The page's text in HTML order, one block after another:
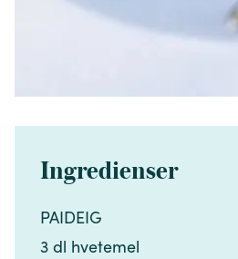
Ingredienser
PAIDEIG​​​​‌ ‍ ​‍​‍‌‍ ‌ ​‍‌‍‍‌‌‍‌ ‌‍‍‌‌‍ ‍​‍​‍​ ‍‍​‍​‍‌ ​ ‌‍​‌‌‍ ‍‌‍‍‌‌ ‌​‌ ‍‌​‍ ‍‌‍‍‌‌‍ ​‍​‍​‍ ​​‍​‍‌‍‍​‌ ​‍‌‍‌‌‌‍‌‍​‍​‍​ ‍‍​‍​‍‌‍‍​‌ ‌​‌ ‌​‌ ​​‌ ​ ​ ‍‍​‍ ​‍ ‌‍​ ‌‍ ‌‌ ​ ​‍ ‍‌‍​ ‌‍‌‌‌ ​‍‌ ‌‍‌‍‌‌‌ ​‍‌‍​‌​‍ ‍‌ ​ ‌‍‌‌​‍ ‌ ​​‌ ​‍‌‍ ‌‍‌​‌ ‌‌‌‍​ ‌ ‌​‌‍‍‌‌‍ ‌‍ ‍​‍ ‌‍‍‌‌‍ ‍‌ ‌​‌‍‌‌‌‍ ‍‌ ‌​​‍ ‌‍‌‌‌‍‌​‌‍‍‌‌ ‌​​‍ ‌‍ ‌‌‍ ‌‍‌​‌‍‌‌​ ‌‌ ​​‌ ​‍‌‍‌‌‌ ​ ‌‍‌‌‌‍ ‍‌ ‌​‌‍​‌‌ ‌​‌‍‍‌‌‍ ‌‍ ‍​ ‍ ‌‍‍‌‌‍‌​​ ‌‌‍‍‌​ ​‌​ ‍​‌‍ ‍​‍ ‍​ ‌‍​ ‌​​ ​‌​ ‌ ​ ​‌​ ​‌‌‍​ ​ ‍​​‍ ‌​ ​​​ ​‍​ ‍​​ ‌​​‍ ‌​ ‌​‌‍‌​‌‍‌​​ ‌‌​‍ ‌‌‍​‌‌‍​‍​ ​‍‌‍‌‌​‍ ‌‌‍‌‌‌‍‌‌​ ‌ ‌‍​‍​ ​ ​ ‌ ‌‍​ ‌‍​‌​ ‌‌‌‍‌​​ ‌​​ ‌‌​‍ ‍‌‍ ‍‌‍ ​ ‍ ‌ ‌​‌ ‍‌‌ ​​‌‍‌‌​ ‌‌ ​​‌‍​‌‌‍‌ ‌‍‌‌​ ‍ ‌ ​​‌‍​‌‌ ‌​‌‍‍​​ ‌‌‍​‍‌‍ ​‌‍ ‌‍​ ‌‍‍ ‌ ​ ​‍‌‌​ ‌‌‌​​‍‌‌ ‌‍‍ ‌‍‌‌‌ ‍‌​‍‌‌​ ​ ‌​‌​​‍‌‌​ ​ ‌​‌​​‍‌‌​ ​‍​ ​‍​ ‌‌​ ​‌​ ​​​ ​ ‌‍‌‍​ ‌‍‌‍​ ‌‍​‍​‍ ‌‌‍​‌‌‍‌‌‌‍‌‌​ ​ ​‍ ‌​ ‌​​ ‍​‌‍​ ‌‍​ ​‍ ‌​ ‍​​ ‍​​ ‌ ‌‍‌​​‍ ‌​ ‍​​ ​​‌‍​‍‌‍‌‍​ ‌​‌‍‌‍​ ‌ ‌‍‌‍​ ‍​​ ‍‌​ ​ ‌‍‌‍​‍‌‌​ ​‍​ ​‍​‍‌‌​ ‌‌‌​‌​​‍ ‍‌‍​ ‌‍ ‌‍ ​‌ ‌‌‌‍ ‌‌‍ ‍‌ ​ ​‍‌‌​ ‌‌‌​​‍‌‌ ‌‍‍ ‌‍‌‌‌ ‍‌​‍‌‌​ ​ ‌​‌​​‍‌‌​ ​ ‌​‌​​‍‌‌​ ​‍​ ​‍​ ‌‍​ ‌‍‌‍​‌‌‍‌‌​ ​ ​ ‌‍‌‍‌​​ ‌‌‌‍​‌‌‍​‍​ ‌​‌‍‌​​‍‌‌​ ​‍​ ​‍​‍‌‌​ ‌‌‌​‌​​‍ ‍‌‍‍‌‌ ‌​‌‍‌‌‌‍ ‌‌ ​ ​‍‌‌​ ‌‌‌​​‍​ ​​​‍‌‌​ ‌‌‌​‌​​ ‌‍​‍‌‍​‌‌ ​ ‌‍‌‌‌‌‌‌‌ ​‍‌‍ ​​ ‌‌‍‍​‌ ‌​‌ ‌​‌ ​​‌ ​ ​‍‌‌​ ​ ‌​​‌​‍‌‌​ ​‍‌​‌‍​‍‌‌​ ​‍‌​‌‍‌‍​ ‌‍ ‌‌ ​ ​‍ ‍‌‍​ ‌‍‌‌‌ ​‍‌ ‌‍‌‍‌‌‌ ​‍‌‍​‌​‍ ‍‌ ​ ‌‍‌‌​‍‌‍‌‍‍‌‌‍‌​​ ‌‌‍‍‌​ ​‌​ ‍​‌‍ ‍​‍ ‍​ ‌‍​ ‌​​ ​‌​ ‌ ​ ​‌​ ​‌‌‍​ ​ ‍​​‍ ‌​ ​​​ ​‍​ ‍​​ ‌​​‍ ‌​ ‌​‌‍‌​‌‍‌​​ ‌‌​‍ ‌‌‍​‌‌‍​‍​ ​‍‌‍‌‌​‍ ‌‌‍‌‌‌‍‌‌​ ‌ ‌‍​‍​ ​ ​ ‌ ‌‍​ ‌‍​‌​ ‌‌‌‍‌​​ ‌​​ ‌‌​‍ ‍‌‍ ‍‌‍ ​‍‌‍‌ ‌​‌ ‍‌‌ ​​‌‍‌‌​ ‌‌ ​​‌‍​‌‌‍‌ ‌‍‌‌​‍‌‍‌ ​​‌‍​‌‌ ‌​‌‍‍​​ ‌‌‍​‍‌‍ ​‌‍ ‌‍​ ‌‍‍ ‌ ​ ​‍‌‌​ ‌‌‌​​‍‌‌ ‌‍‍ ‌‍‌‌‌ ‍‌​‍‌‌​ ​ ‌​‌​​‍‌‌​ ​ ‌​‌​​‍‌‌​ ​‍​ ​‍​ ‌‌​ ​‌​ ​​​ ​ ‌‍‌‍​ ‌‍‌‍​ ‌‍​‍​‍ ‌‌‍​‌‌‍‌‌‌‍‌‌​ ​ ​‍ ‌​ ‌​​ ‍​‌‍​ ‌‍​ ​‍ ‌​ ‍​​ ‍​​ ‌ ‌‍‌​​‍ ‌​ ‍​​ ​​‌‍​‍‌‍‌‍​ ‌​‌‍‌‍​ ‌ ‌‍‌‍​ ‍​​ ‍‌​ ​ ‌‍‌‍​‍‌‌​ ​‍​ ​‍​‍‌‌​ ‌‌‌​‌​​‍ ‍‌‍​ ‌‍ ‌‍ ​‌ ‌‌‌‍ ‌‌‍ ‍‌ ​ ​‍‌‌​ ‌‌‌​​‍‌‌ ‌‍‍ ‌‍‌‌‌ ‍‌​‍‌‌​ ​ ‌​‌​​‍‌‌​ ​ ‌​‌​​‍‌‌​ ​‍​ ​‍​ ‌‍​ ‌‍‌‍​‌‌‍‌‌​ ​ ​ ‌‍‌‍‌​​ ‌‌‌‍​‌‌‍​‍​ ‌​‌‍‌​​‍‌‌​ ​‍​ ​‍​‍‌‌​ ‌‌‌​‌​​‍ ‍‌‍‍‌‌ ‌​‌‍‌‌‌‍ ‌‌ ​ ​‍‌‌​ ‌‌‌​​‍​ ​​​‍‌‌​ ‌‌‌​‌​​‍‌‍‌ ‌ ‌‍ ‌ ​‍‌‍‍ ‌ ​ ‌ ​​‌‍​‌‌‍​ ‌‍‌‌​ ‌‌ ​​‌ ​‍‌‍ ‌‍‌​‌ ‌‌‌‍​ ‌ ‌​‌‍‍‌‌‍ ‌‍ ‍​‍‌‍‌ ​​‌‍‌‌‌ ​‍‌ ​ ‌ ​​‌‍‌‌‌‍​ ‌ ‌​‌‍‍‌‌ ‌‍‌‍‌‌​ ‌‌ ​​‌ ‌‌‌‍​‍‌‍ ​‌‍‍‌‌ ​ ‌‍‍​‌‍‌‌‌‍‌​​‍​‍‌ ‌
3 dl hvetemel​​​​‌ ‍ ​‍​‍‌‍ ‌ ​‍‌‍‍‌‌‍‌ ‌‍‍‌‌‍ ‍​‍​‍​ ‍‍​‍​‍‌ ​ ‌‍​‌‌‍ ‍‌‍‍‌‌ ‌​‌ ‍‌​‍ ‍‌‍‍‌‌‍ ​‍​‍​‍ ​​‍​‍‌‍‍​‌ ​‍‌‍‌‌‌‍‌‍​‍​‍​ ‍‍​‍​‍‌‍‍​‌ ‌​‌ ‌​‌ ​​‌ ​ ​ ‍‍​‍ ​‍ ‌‍​ ‌‍ ‌‌ ​ ​‍ ‍‌‍​ ‌‍‌‌‌ ​‍‌ ‌‍‌‍‌‌‌ ​‍‌‍​‌​‍ ‍‌ ​ ‌‍‌‌​‍ ‌ ​​‌ ​‍‌‍ ‌‍‌​‌ ‌‌‌‍​ ‌ ‌​‌‍‍‌‌‍ ‌‍ ‍​‍ ‌‍‍‌‌‍ ‍‌ ‌​‌‍‌‌‌‍ ‍‌ ‌​​‍ ‌‍‌‌‌‍‌​‌‍‍‌‌ ‌​​‍ ‌‍ ‌‌‍ ‌‍‌​‌‍‌‌​ ‌‌ ​​‌ ​‍‌‍‌‌‌ ​ ‌‍‌‌‌‍ ‍‌ ‌​‌‍​‌‌ ‌​‌‍‍‌‌‍ ‌‍ ‍​ ‍ ‌‍‍‌‌‍‌​​ ‌‌‍‍‌​ ​‌​ ‍​‌‍ ‍​‍ ‍​ ‌‍​ ‌​​ ​‌​ ‌ ​ ​‌​ ​‌‌‍​ ​ ‍​​‍ ‌​ ​​​ ​‍​ ‍​​ ‌​​‍ ‌​ ‌​‌‍‌​‌‍‌​​ ‌‌​‍ ‌‌‍​‌‌‍​‍​ ​‍‌‍‌‌​‍ ‌‌‍‌‌‌‍‌‌​ ‌ ‌‍​‍​ ​ ​ ‌ ‌‍​ ‌‍​‌​ ‌‌‌‍‌​​ ‌​​ ‌‌​‍ ‍‌‍ ‍‌‍ ​ ‍ ‌ ‌​‌ ‍‌‌ ​​‌‍‌‌​ ‌‌ ​​‌‍​‌‌‍‌ ‌‍‌‌​ ‍ ‌ ​​‌‍​‌‌ ‌​‌‍‍​​ ‌‌‍​‍‌‍ ​‌‍ ‌‍​ ‌‍‍ ‌ ​ ​‍‌‌​ ‌‌‌​​‍‌‌ ‌‍‍ ‌‍‌‌‌ ‍‌​‍‌‌​ ​ ‌​‌​​‍‌‌​ ​ ‌​‌​​‍‌‌​ ​‍​ ​‍​ ‌‌​ ​‌​ ​​​ ​ ‌‍‌‍​ ‌‍‌‍​ ‌‍​‍​‍ ‌‌‍​‌‌‍‌‌‌‍‌‌​ ​ ​‍ ‌​ ‌​​ ‍​‌‍​ ‌‍​ ​‍ ‌​ ‍​​ ‍​​ ‌ ‌‍‌​​‍ ‌​ ‍​​ ​​‌‍​‍‌‍‌‍​ ‌​‌‍‌‍​ ‌ ‌‍‌‍​ ‍​​ ‍‌​ ​ ‌‍‌‍​‍‌‌​ ​‍​ ​‍​‍‌‌​ ‌‌‌​‌​​‍ ‍‌‍​ ‌‍ ‌‍ ​‌ ‌‌‌‍ ‌‌‍ ‍‌ ​ ​‍‌‌​ ‌‌‌​​‍‌‌ ‌‍‍ ‌‍‌‌‌ ‍‌​‍‌‌​ ​ ‌​‌​​‍‌‌​ ​ ‌​‌​​‍‌‌​ ​‍​ ​‍​ ‌‍​ ‌‍‌‍​‌‌‍‌‌​ ​ ​ ‌‍‌‍‌​​ ‌‌‌‍​‌‌‍​‍​ ‌​‌‍‌​​‍‌‌​ ​‍​ ​‍​‍‌‌​ ‌‌‌​‌​​‍ ‍‌‍‍‌‌ ‌​‌‍‌‌‌‍ ‌‌ ​ ​‍‌‌​ ‌‌‌​​‍​ ​‌​‍‌‌​ ‌‌‌​‌​​ ‌‍​‍‌‍​‌‌ ​ ‌‍‌‌‌‌‌‌‌ ​‍‌‍ ​​ ‌‌‍‍​‌ ‌​‌ ‌​‌ ​​‌ ​ ​‍‌‌​ ​ ‌​​‌​‍‌‌​ ​‍‌​‌‍​‍‌‌​ ​‍‌​‌‍‌‍​ ‌‍ ‌‌ ​ ​‍ ‍‌‍​ ‌‍‌‌‌ ​‍‌ ‌‍‌‍‌‌‌ ​‍‌‍​‌​‍ ‍‌ ​ ‌‍‌‌​‍‌‍‌‍‍‌‌‍‌​​ ‌‌‍‍‌​ ​‌​ ‍​‌‍ ‍​‍ ‍​ ‌‍​ ‌​​ ​‌​ ‌ ​ ​‌​ ​‌‌‍​ ​ ‍​​‍ ‌​ ​​​ ​‍​ ‍​​ ‌​​‍ ‌​ ‌​‌‍‌​‌‍‌​​ ‌‌​‍ ‌‌‍​‌‌‍​‍​ ​‍‌‍‌‌​‍ ‌‌‍‌‌‌‍‌‌​ ‌ ‌‍​‍​ ​ ​ ‌ ‌‍​ ‌‍​‌​ ‌‌‌‍‌​​ ‌​​ ‌‌​‍ ‍‌‍ ‍‌‍ ​‍‌‍‌ ‌​‌ ‍‌‌ ​​‌‍‌‌​ ‌‌ ​​‌‍​‌‌‍‌ ‌‍‌‌​‍‌‍‌ ​​‌‍​‌‌ ‌​‌‍‍​​ ‌‌‍​‍‌‍ ​‌‍ ‌‍​ ‌‍‍ ‌ ​ ​‍‌‌​ ‌‌‌​​‍‌‌ ‌‍‍ ‌‍‌‌‌ ‍‌​‍‌‌​ ​ ‌​‌​​‍‌‌​ ​ ‌​‌​​‍‌‌​ ​‍​ ​‍​ ‌‌​ ​‌​ ​​​ ​ ‌‍‌‍​ ‌‍‌‍​ ‌‍​‍​‍ ‌‌‍​‌‌‍‌‌‌‍‌‌​ ​ ​‍ ‌​ ‌​​ ‍​‌‍​ ‌‍​ ​‍ ‌​ ‍​​ ‍​​ ‌ ‌‍‌​​‍ ‌​ ‍​​ ​​‌‍​‍‌‍‌‍​ ‌​‌‍‌‍​ ‌ ‌‍‌‍​ ‍​​ ‍‌​ ​ ‌‍‌‍​‍‌‌​ ​‍​ ​‍​‍‌‌​ ‌‌‌​‌​​‍ ‍‌‍​ ‌‍ ‌‍ ​‌ ‌‌‌‍ ‌‌‍ ‍‌ ​ ​‍‌‌​ ‌‌‌​​‍‌‌ ‌‍‍ ‌‍‌‌‌ ‍‌​‍‌‌​ ​ ‌​‌​​‍‌‌​ ​ ‌​‌​​‍‌‌​ ​‍​ ​‍​ ‌‍​ ‌‍‌‍​‌‌‍‌‌​ ​ ​ ‌‍‌‍‌​​ ‌‌‌‍​‌‌‍​‍​ ‌​‌‍‌​​‍‌‌​ ​‍​ ​‍​‍‌‌​ ‌‌‌​‌​​‍ ‍‌‍‍‌‌ ‌​‌‍‌‌‌‍ ‌‌ ​ ​‍‌‌​ ‌‌‌​​‍​ ​‌​‍‌‌​ ‌‌‌​‌​​‍‌‍‌ ‌ ‌‍ ‌ ​‍‌‍‍ ‌ ​ ‌ ​​‌‍​‌‌‍​ ‌‍‌‌​ ‌‌ ​​‌ ​‍‌‍ ‌‍‌​‌ ‌‌‌‍​ ‌ ‌​‌‍‍‌‌‍ ‌‍ ‍​‍‌‍‌ ​​‌‍‌‌‌ ​‍‌ ​ ‌ ​​‌‍‌‌‌‍​ ‌ ‌​‌‍‍‌‌ ‌‍‌‍‌‌​ ‌‌ ​​‌ ‌‌‌‍​‍‌‍ ​‌‍‍‌‌ ​ ‌‍‍​‌‍‌‌‌‍‌​​‍​‍‌ ‌